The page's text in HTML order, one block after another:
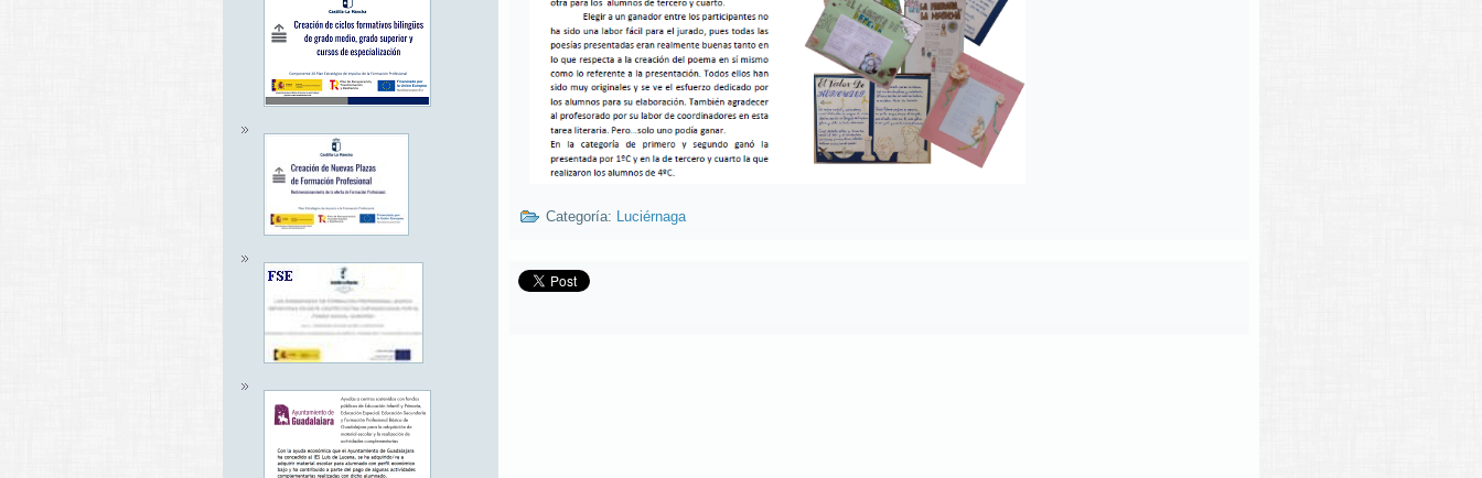
Categoría: Luciérnaga